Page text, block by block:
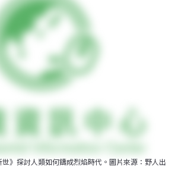
》探討人類如何鑄成烈焰時代。圖片來源：野人出